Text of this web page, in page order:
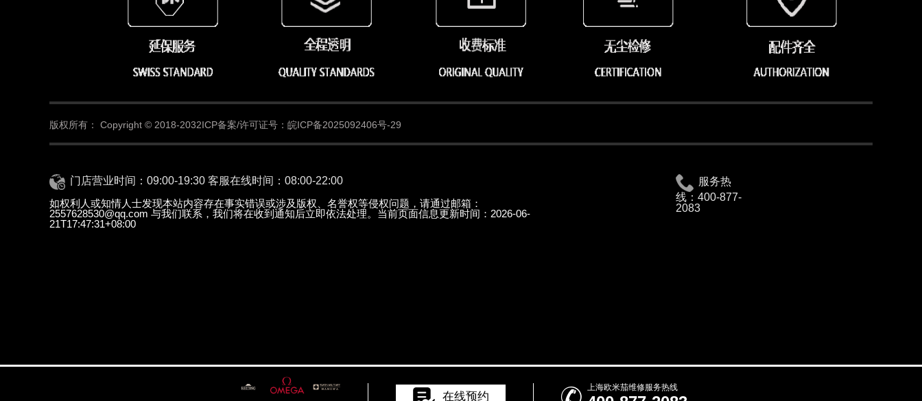
版权所有： Copyright © 2018-2032ICP备案/许可证号：皖ICP备2025092406号-29
门店营业时间：09:00-19:30 客服在线时间：08:00-22:00
如权利人或知情人士发现本站内容存在事实错误或涉及版权、名誉权等侵权问题，请通过邮箱：
2557628530@qq.com 与我们联系，我们将在收到通知后立即依法处理。当前页面信息更新时间：2026-06-
21T17:47:31+08:00
服务热
线： 400-877-
2083
在线预约  上海欧米茄维修服务热线